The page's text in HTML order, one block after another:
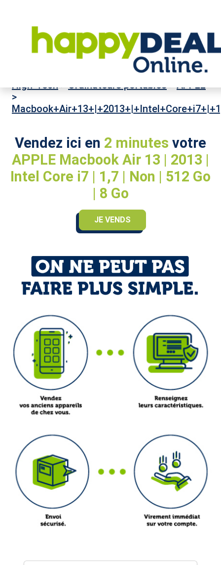
High-Tech>Ordinateurs portables>APPLE
>
Vendez ici en 2 minutes votre
APPLE Macbook Air 13 | 2013 |
Intel Core i7 | 1,7 | Non | 512 Go
| 8 Go
JE VENDS